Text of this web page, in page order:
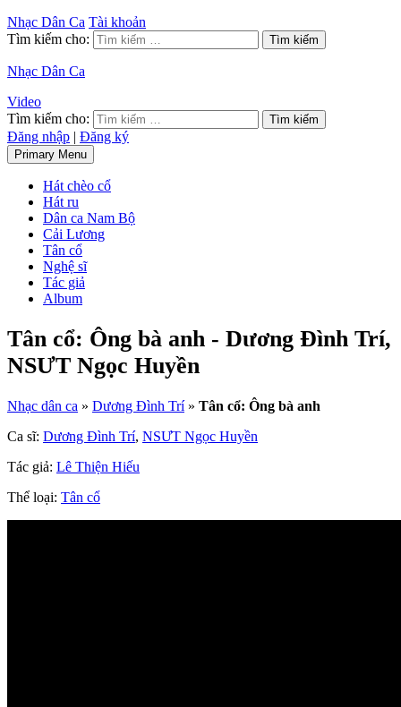
Nhạc Dân Ca Tài khoản
Tìm kiếm cho:
Nhạc Dân Ca
Video
Tìm kiếm cho:
Đăng nhập | Đăng ký
Primary Menu
Hát chèo cổ
Hát ru
Dân ca Nam Bộ
Cải Lương
Tân cổ
Nghệ sĩ
Tác giả
Album
Tân cổ: Ông bà anh - Dương Đình Trí,
NSƯT Ngọc Huyền
Nhạc dân ca » Dương Đình Trí » Tân cổ: Ông bà anh
Ca sĩ: Dương Đình Trí, NSƯT Ngọc Huyền
Tác giả: Lê Thiện Hiếu
Thể loại: Tân cổ